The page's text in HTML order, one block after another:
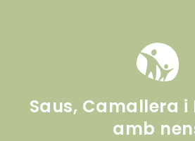
Saus, Camallera i
amb